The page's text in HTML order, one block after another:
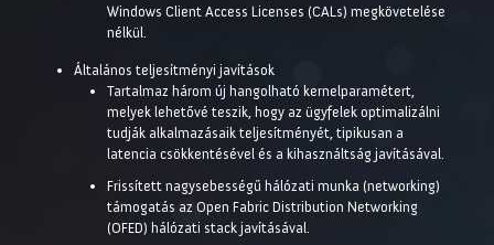
Windows Client Access Licenses (CALs) megkövetelése
nélkül.
Általános teljesítményi javítások
Tartalmaz három új hangolható kernelparamétert,
melyek lehetővé teszik, hogy az ügyfelek optimalizálni
tudják alkalmazásaik teljesítményét, tipikusan a
latencia csökkentésével és a kihasználtság javításával.
Frissített nagysebességű hálózati munka (networking)
támogatás az Open Fabric Distribution Networking
(OFED) hálózati stack javításával.